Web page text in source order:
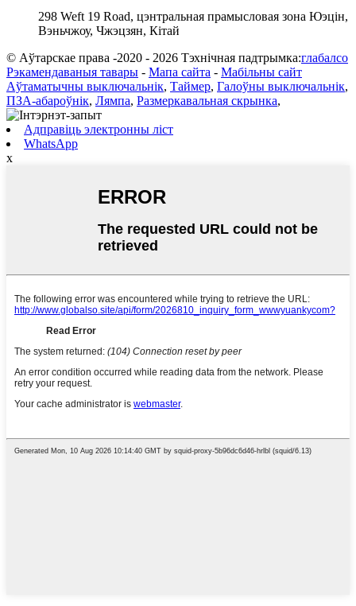
298 Weft 19 Road, цэнтральная прамысловая зона Юэцін,
Вэньчжоу, Чжэцзян, Кітай
© Аўтарскае права -2020 - 2026 Тэхнічная падтрымка:глабалсо
Рэкамендаваныя тавары - Мапа сайта - Мабільны сайт
Аўтаматычны выключальнік, Таймер, Галоўны выключальнік,
ПЗА-абароўнік, Лямпа, Размеркавальная скрынка,
Адправіць электронны ліст
WhatsApp
x